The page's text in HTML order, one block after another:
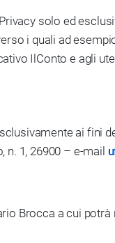
solo ed
i quali ad
IlConto e agli
ai fini
n. 1, 26900 – e-mail
Brocca a cui